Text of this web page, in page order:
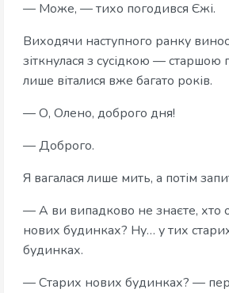
— Може, — тихо погодився Єжі.
Виходячи наступного ранку
зіткнулася з сусідкою — старшою
лише віталися вже багато років.
— О, Олено, доброго дня!
— Доброго.
Я вагалася лише мить, а потім
— А ви випадково не знаєте, хто
нових будинках? Ну… у тих
будинках.
— Старих нових будинках? —